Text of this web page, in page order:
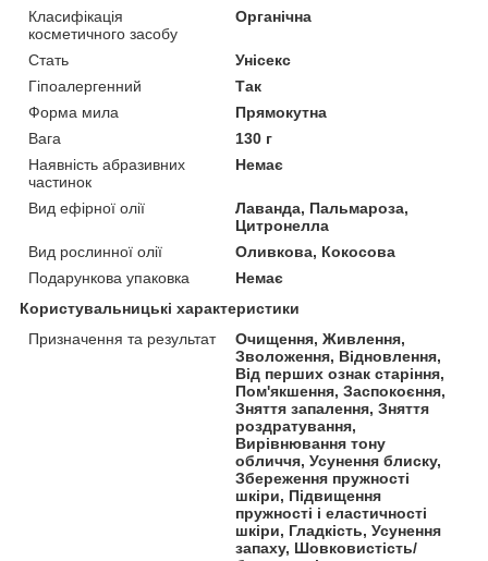
Класифікація
косметичного засобу
Органічна
Стать
Унісекс
Гіпоалергенний
Так
Форма мила
Прямокутна
Вага
130 г
Наявність абразивних
частинок
Немає
Вид ефірної олії
Лаванда, Пальмароза,
Цитронелла
Вид рослинної олії
Оливкова, Кокосова
Подарункова упаковка
Немає
Користувальницькі характеристики
Призначення та результат
Очищення, Живлення,
Зволоження, Відновлення,
Від перших ознак старіння,
Пом'якшення, Заспокоєння,
Зняття запалення, Зняття
роздратування,
Вирівнювання тону
обличчя, Усунення блиску,
Збереження пружності
шкіри, Підвищення
пружності і еластичності
шкіри, Гладкість, Усунення
запаху, Шовковистість/